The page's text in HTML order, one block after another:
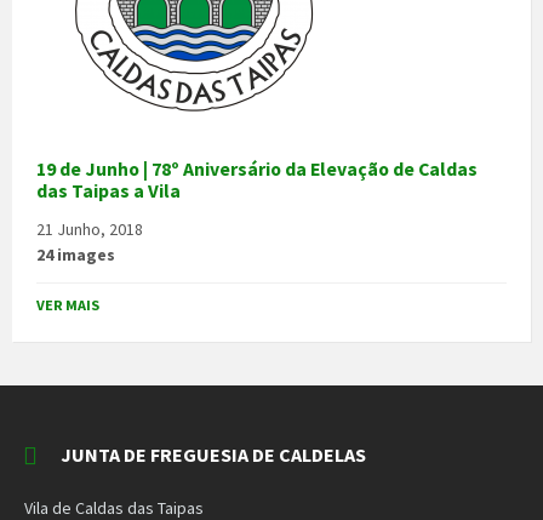
19 de Junho | 78º Aniversário da Elevação de Caldas
das Taipas a Vila
21 Junho, 2018
24 images
VER MAIS
JUNTA DE FREGUESIA DE CALDELAS
Vila de Caldas das Taipas